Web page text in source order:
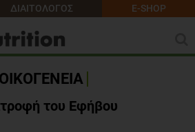
ΔΙΑΙΤΟΛΟΓΟΣ E-SHOP
ΟΙΚΟΓΕΝΕΙΑ
του Εφήβου